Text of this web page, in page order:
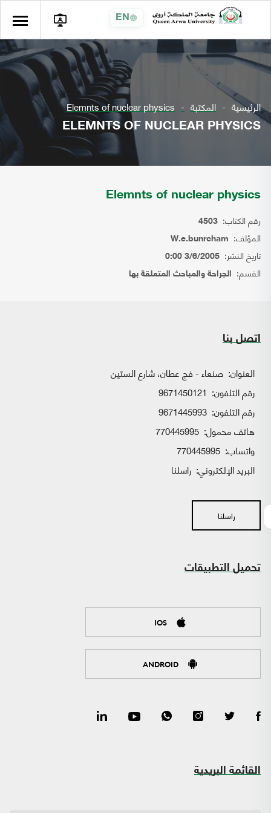
EN
الرئيسية المكتبة Elemnts of nuclear physics
ELEMNTS OF NUCLEAR PHYSICS
Elemnts of nuclear physics
رقم الكتاب: 4503
المؤلف: W.e.bunrcham
تاريخ النشر: 3/6/2005 0:00
القسم: الجراحة والمباحث المتعلقة بها
اتصل بنا
العنوان: صنعاء - فج عطان، شارع الستين
رقم التلفون: 9671450121
رقم التلفون: 9671445993
هاتف محمول: 770445995
واتساب:
البريد الإلكتروني: راسلنا
راسلنا
تحميل التطبيقات
IOS
ANDROID
القائمة البريدية